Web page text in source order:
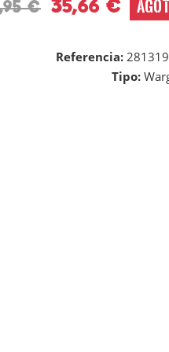
€ 35,66 €
Referencia:
Tipo: